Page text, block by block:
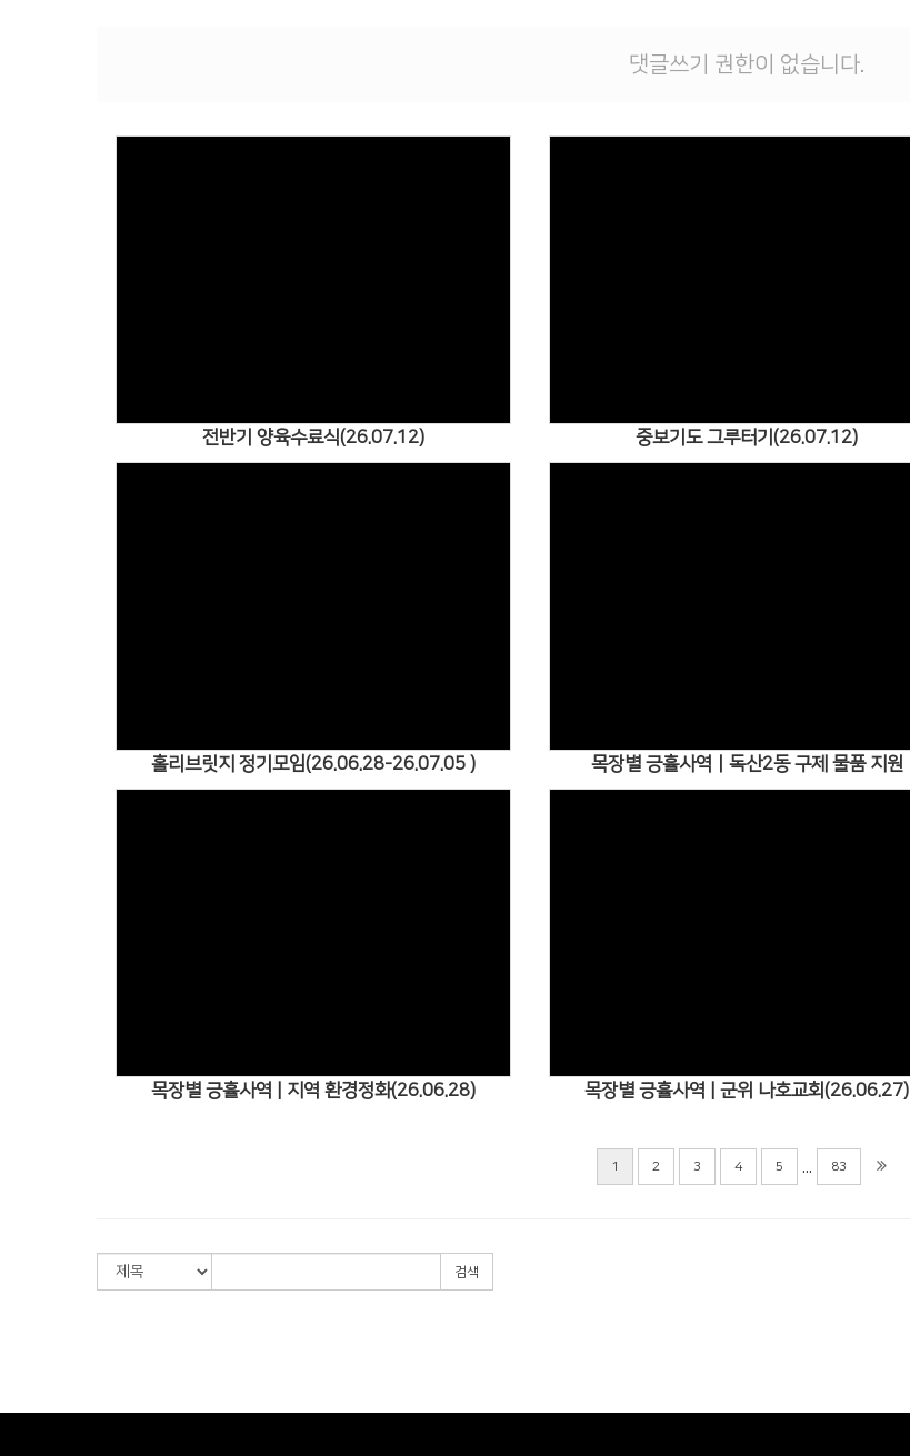
댓글쓰기 권한이 없습니다.
전반기 양육수료식(26.07.12) 중보기도 그루터기(26.07.12)
홀리브릿지 정기모임(26.06.28-26.07.05 ) 목장별 긍휼사역ㅣ독산2동 구제 물품 지원
목장별 긍휼사역 | 지역 환경정화(26.06.28) 목장별 긍휼사역 | 군위 나호교회(26.06.27)
1 2 3 4 5 ... 83
검색